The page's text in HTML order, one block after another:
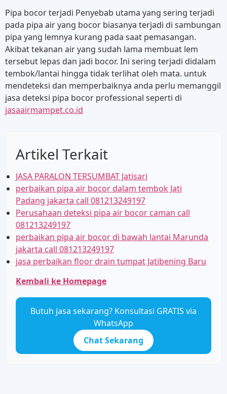
Pipa bocor terjadi Penyebab utama yang sering terjadi
pada pipa air yang bocor biasanya terjadi di sambungan
pipa yang lemnya kurang pada saat pemasangan.
Akibat tekanan air yang sudah lama membuat lem
tersebut lepas dan jadi bocor. Ini sering terjadi didalam
tembok/lantai hingga tidak terlihat oleh mata. untuk
mendeteksi dan memperbaiknya anda perlu memanggil
jasa deteksi pipa bocor professional seperti di
jasaairmampet.co.id
Artikel Terkait
JASA PARALON TERSUMBAT Jatisari
perbaikan pipa air bocor dalam tembok Jati
Padang jakarta call 081213249197
Perusahaan deteksi pipa air bocor caman call
081213249197
perbaikan pipa air bocor di bawah lantai Marunda
jakarta call 081213249197
jasa perbaikan floor drain tumpat Jatibening Baru
Kembali ke Homepage
Butuh jasa sekarang? Konsultasi GRATIS via
WhatsApp
Chat Sekarang